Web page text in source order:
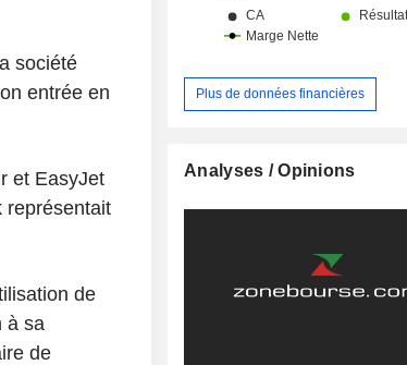
société
entrée en
et EasyJet
représentait
de
à sa
de
Plus de données financières
Analyses / Opinions